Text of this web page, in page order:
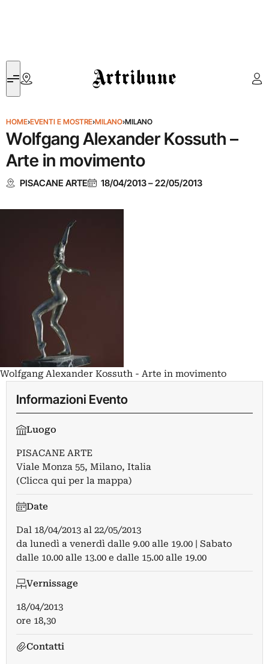
Artribune
HOME›EVENTI E MOSTRE›MILANO›MILANO
Wolfgang Alexander Kossuth –
Arte in movimento
PISACANE ARTE 18/04/2013–22/05/2013
Wolfgang Alexander Kossuth - Arte in movimento
Informazioni Evento
Luogo
PISACANE ARTE
Viale Monza 55, Milano, Italia
(Clicca qui per la mappa)
Date
Dal 18/04/2013 al 22/05/2013
da lunedì a venerdì dalle 9.00 alle 19.00 | Sabato
dalle 10.00 alle 13.00 e dalle 15.00 alle 19.00
Vernissage
18/04/2013
ore 18,30
Contatti